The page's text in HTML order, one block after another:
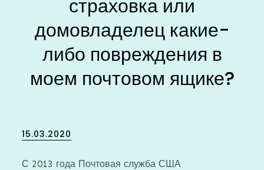
страховка или
домовладелец какие-
либо повреждения в
моем почтовом ящике?
Posted
15.03.2020
С 2013 года Почтовая служба США